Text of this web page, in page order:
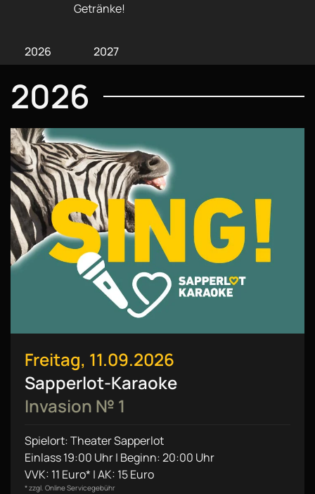
Getränke!
2026 2027
2026
Freitag, 11.09.2026
Sapperlot-Karaoke
Invasion № 1
Spielort: Theater Sapperlot
Einlass 19:00 Uhr | Beginn: 20:00 Uhr
VVK: 11 Euro* | AK: 15 Euro
* zzgl. Online Servicegebühr